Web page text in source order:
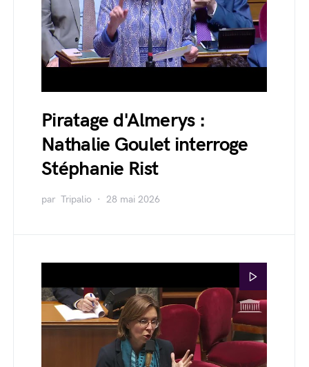
Piratage d'Almerys :
Nathalie Goulet interroge
Stéphanie Rist
par Tripalio 28 mai 2026